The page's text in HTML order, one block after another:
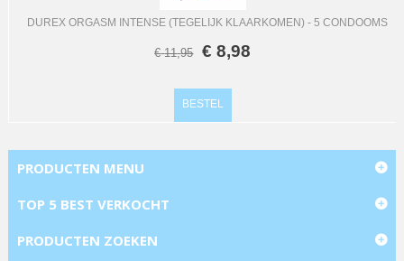
DUREX ORGASM INTENSE (TEGELIJK KLAARKOMEN) - 5 CONDOOMS
€ 11,95 € 8,98
BESTEL
PRODUCTEN MENU
TOP 5 BEST VERKOCHT
PRODUCTEN ZOEKEN